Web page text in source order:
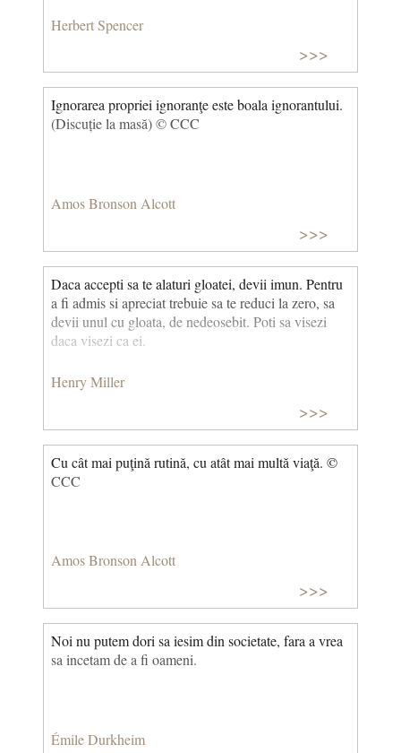
Herbert Spencer
>>>
Ignorarea propriei ignoranţe este boala ignorantului.
(Discuție la masă) © CCC
Amos Bronson Alcott
>>>
Daca accepti sa te alaturi gloatei, devii imun. Pentru
a fi admis si apreciat trebuie sa te reduci la zero, sa
devii unul cu gloata, de nedeosebit. Poti sa visezi
daca visezi ca ei.
Henry Miller
>>>
Cu cât mai puţină rutină, cu atât mai multă viaţă. ©
CCC
Amos Bronson Alcott
>>>
Noi nu putem dori sa iesim din societate, fara a vrea
sa incetam de a fi oameni.
Émile Durkheim